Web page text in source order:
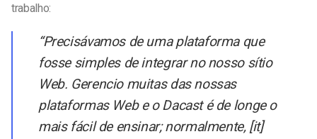
trabalho:
“Precisávamos de uma plataforma que
fosse simples de integrar no nosso sítio
Web. Gerencio muitas das nossas
plataformas Web e o Dacast é de longe o
mais fácil de ensinar; normalmente, [it]